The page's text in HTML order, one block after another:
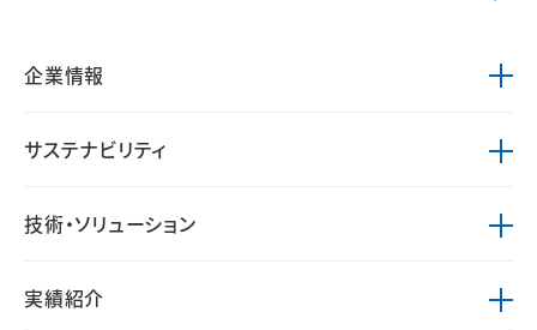
企業情報
サステナビリティ
技術・ソリューション
実績紹介